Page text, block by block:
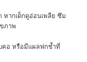
หากเด็กดูอ่อนเพลีย ซึม
ภาพ
คอ หรือมีแผลฟกช้ำที่